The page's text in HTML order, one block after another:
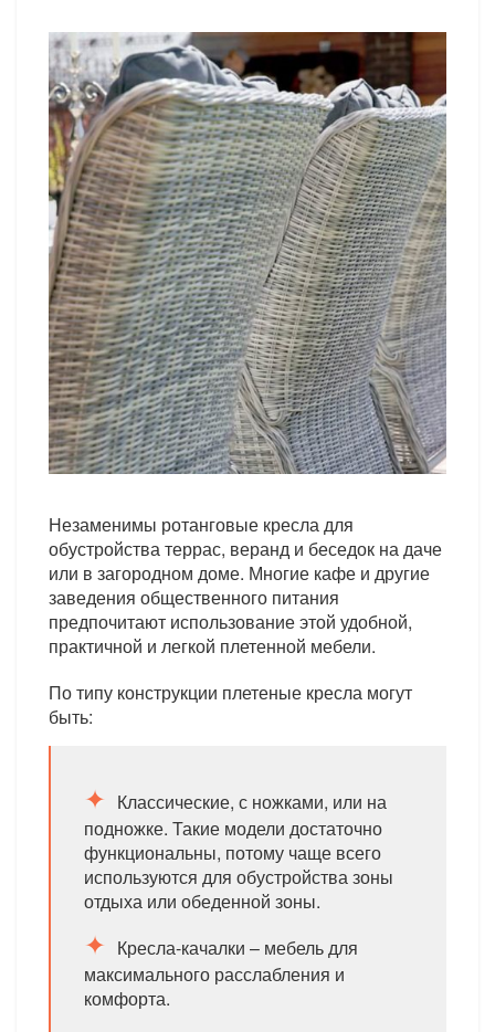
Незаменимы ротанговые кресла для
обустройства террас, веранд и беседок на даче
или в загородном доме. Многие кафе и другие
заведения общественного питания
предпочитают использование этой удобной,
практичной и легкой плетенной мебели.
По типу конструкции плетеные кресла могут
быть:
Классические, с ножками, или на
подножке. Такие модели достаточно
функциональны, потому чаще всего
используются для обустройства зоны
отдыха или обеденной зоны.
Кресла-качалки – мебель для
максимального расслабления и
комфорта.